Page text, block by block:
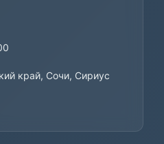
край, Сочи, Сириус